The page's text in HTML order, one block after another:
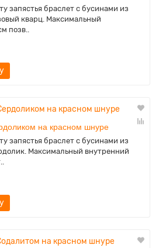
запястья браслет с бусинами из
кварц. Максимальный
позв..
на красном шнуре
запястья браслет с бусинами из
Максимальный внутренний